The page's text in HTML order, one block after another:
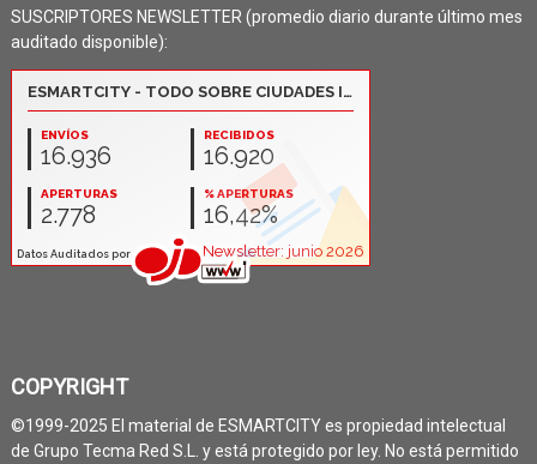
SUSCRIPTORES NEWSLETTER (promedio diario durante último mes
auditado disponible):
COPYRIGHT
©1999-2025 El material de ESMARTCITY es propiedad intelectual
de Grupo Tecma Red S.L. y está protegido por ley. No está permitido